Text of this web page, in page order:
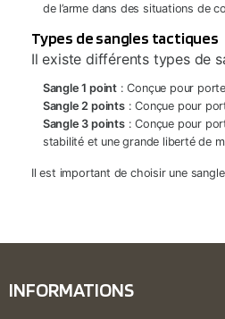
de l’arme dans des situations de
Types de sangles tactiques
Il existe différents types de
Sangle 1 point : Conçue pour
Sangle 2 points: Conçue pour
Sangle 3 points: Conçue pour
stabilité et une grande liberté de
Il est important de choisir une
INFORMATIONS